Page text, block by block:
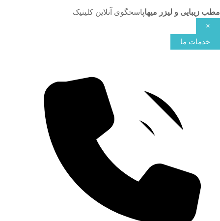
مطب زیبایی و لیزر میهاپاسخگوی آنلاین کلینیک
×
خدمات ما